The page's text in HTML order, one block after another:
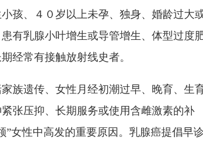
孩、４０岁以上未孕、独身、婚龄过大
有乳腺小叶增生或导管增生、体型过度
经常有接触放射线史者。
族遗传、女性月经初潮过早、晚育、生
张压抑、长期服务或使用含雌激素的补
女性中高发的重要原因。乳腺癌提倡早诊